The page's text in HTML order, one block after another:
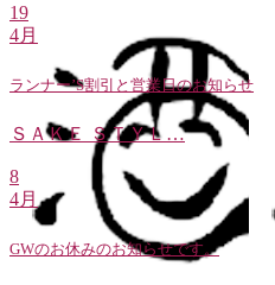
19
4月
ランナー’S割引と営業日のお知らせ
ＳＡＫＥ ＳＴＹＬ…
8
4月
GWのお休みのお知らせです。